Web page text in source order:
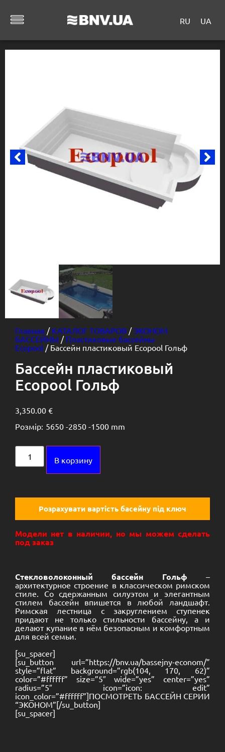
RU UA
Главная / КАТАЛОГ ТОВАРОВ /ЭКОНОМ
БАССЕЙНЫ / Пластиковые бассейны
Ecopool / Бассейн пластиковый Ecopool Гольф
Бассейн пластиковый
Ecopool Гольф
3,350.00 €
Розмір: 5650 -2850 -1500 mm
В корзину
Розрахувати вартість басейну під ключ
Модели нет в наличии, но мы можем сделать
под заказ
Стекловолоконный бассейн Гольф –
архитектурное строение в классическом римском
стиле. Со сдержанным силуэтом и элегантным
стилем бассейн впишется в любой ландшафт.
Римская лестница с закруглением ступенек
придают не только стильности бассейну, а и
делают купание в нём безопасным и комфортным
для всей семьи.
[su_spacer]
[su_button url=”https://bnv.ua/bassejny-econom/”
style=”flat” background=”rgb(104, 170, 62)”
color=”#ffffff” size=”5″ wide=”yes” center=”yes”
radius=”5″ icon=”icon: edit”
icon_color=”#ffffff”]ПОСМОТРЕТЬ БАССЕЙН СЕРИИ
“ЭКОНОМ”[/su_button]
[su_spacer]